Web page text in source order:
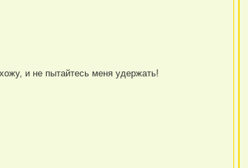
и не пытайтесь меня удержать!